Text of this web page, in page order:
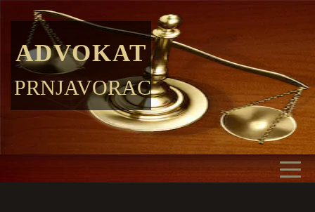
ADVOKAT
PRNJAVORAC